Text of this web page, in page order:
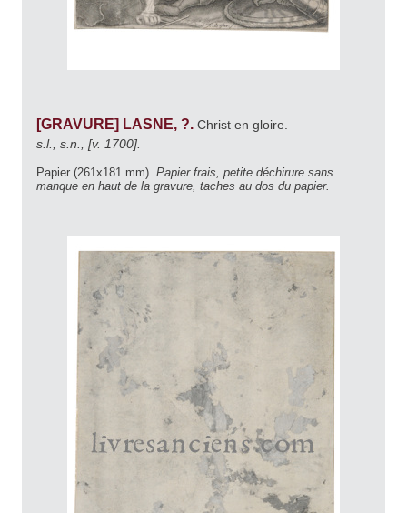
[GRAVURE] LASNE, ?. Christ en gloire.
s.l., s.n., [v. 1700].
Papier (261x181 mm). Papier frais, petite déchirure sans
manque en haut de la gravure, taches au dos du papier.